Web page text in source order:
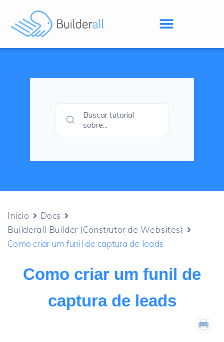
Buscar tutorial
sobre...
Inicio
Docs
Builderall Builder (Construtor de Websites)
Como criar um funil de captura de leads
Como criar um funil de
captura de leads